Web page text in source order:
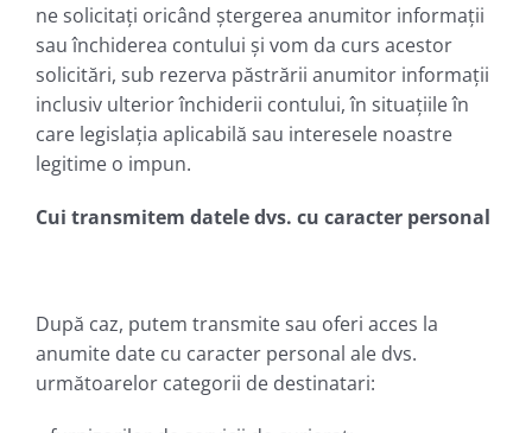
ne solicitați oricând ștergerea anumitor informații
sau închiderea contului și vom da curs acestor
solicitări, sub rezerva păstrării anumitor informații
inclusiv ulterior închiderii contului, în situațiile în
care legislația aplicabilă sau interesele noastre
legitime o impun.
Cui transmitem datele dvs. cu caracter personal
După caz, putem transmite sau oferi acces la
anumite date cu caracter personal ale dvs.
următoarelor categorii de destinatari: